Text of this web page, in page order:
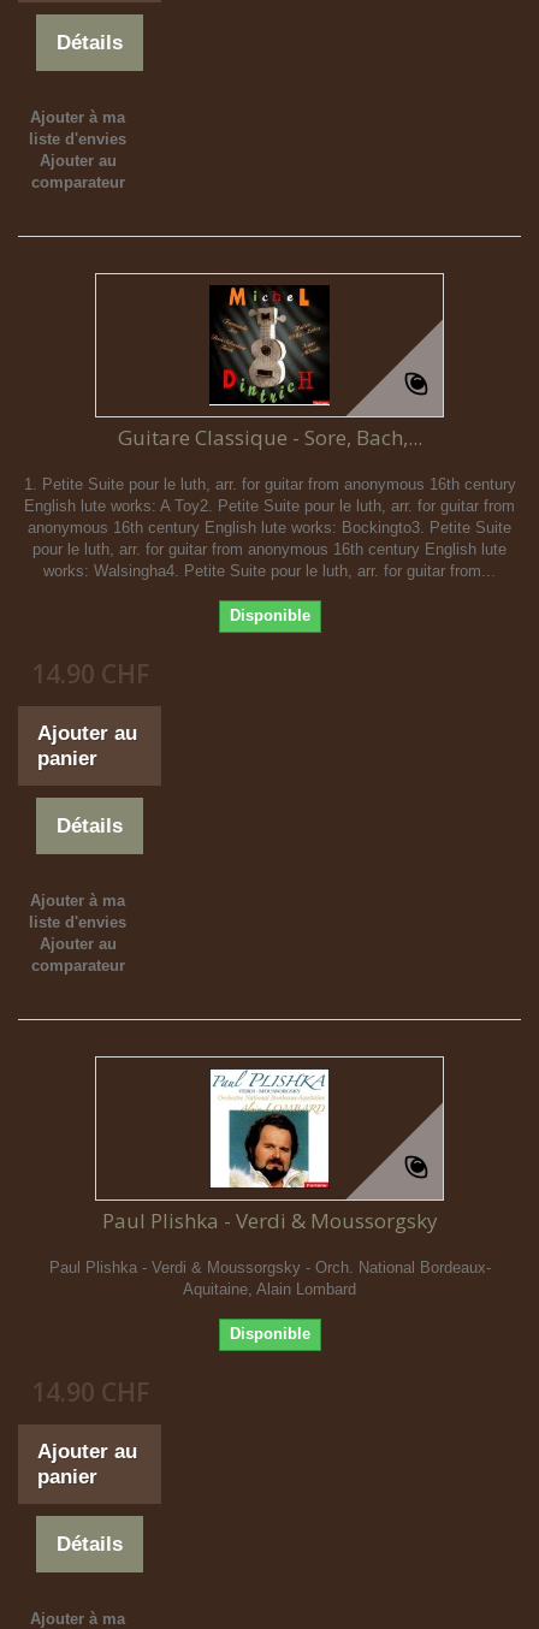
Détails
Ajouter à ma
liste d'envies
Ajouter au
comparateur
Guitare Classique - Sore, Bach,...
1. Petite Suite pour le luth, arr. for guitar from anonymous 16th century
English lute works: A Toy2. Petite Suite pour le luth, arr. for guitar from
anonymous 16th century English lute works: Bockingto3. Petite Suite
pour le luth, arr. for guitar from anonymous 16th century English lute
works: Walsingha4. Petite Suite pour le luth, arr. for guitar from...
Disponible
14.90 CHF
Ajouter au
panier
Détails
Ajouter à ma
liste d'envies
Ajouter au
comparateur
Paul Plishka - Verdi & Moussorgsky
Paul Plishka - Verdi & Moussorgsky - Orch. National Bordeaux-
Aquitaine, Alain Lombard
Disponible
14.90 CHF
Ajouter au
panier
Détails
Ajouter à ma